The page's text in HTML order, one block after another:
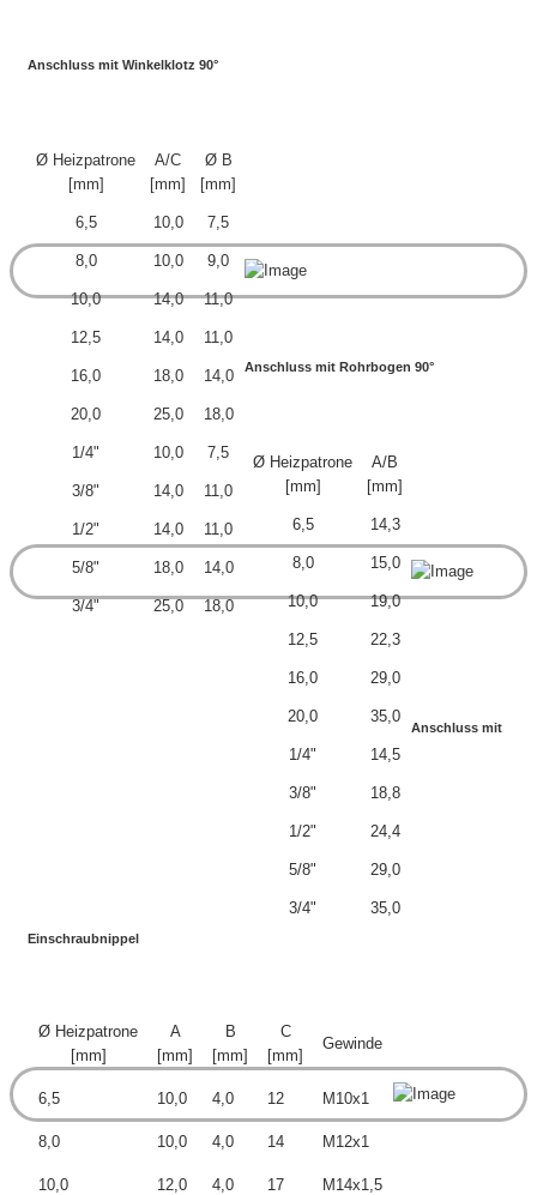
Anschluss mit Winkelklotz 90°
Ø Heizpatrone
[mm]
A/C
[mm]
Ø B
[mm]
6,5 10,0 7,5
8,0 10,0 9,0
10,0 14,0 11,0
12,5 14,0 11,0
16,0 18,0 14,0
20,0 25,0 18,0
1/4" 10,0 7,5
3/8" 14,0 11,0
1/2" 14,0 11,0
5/8" 18,0 14,0
3/4" 25,0 18,0
Anschluss mit Rohrbogen 90°
Ø Heizpatrone
[mm]
A/B
[mm]
6,5 14,3
8,0 15,0
10,0 19,0
12,5 22,3
16,0 29,0
20,0 35,0
1/4" 14,5
3/8" 18,8
1/2" 24,4
5/8" 29,0
3/4" 35,0
Anschluss mit
Einschraubnippel
Ø Heizpatrone
[mm]
A
[mm]
B
[mm]
C
[mm]
Gewinde
6,5 10,0 4,0 12 M10x1
8,0 10,0 4,0 14 M12x1
10,0 12,0 4,0 17 M14x1,5